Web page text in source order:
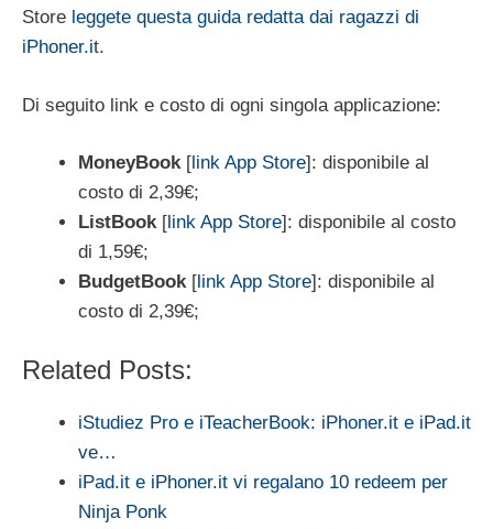
Store leggete questa guida redatta dai ragazzi di
iPhoner.it.
Di seguito link e costo di ogni singola applicazione:
MoneyBook[ link App Store]: disponibile al
costo di 2,39€;
ListBook[ link App Store]: disponibile al costo
di 1,59€;
BudgetBook[ link App Store]: disponibile al
costo di 2,39€;
Related Posts:
iStudiez Pro e iTeacherBook: iPhoner.it e iPad.it
ve…
iPad.it e iPhoner.it vi regalano 10 redeem per
Ninja Ponk